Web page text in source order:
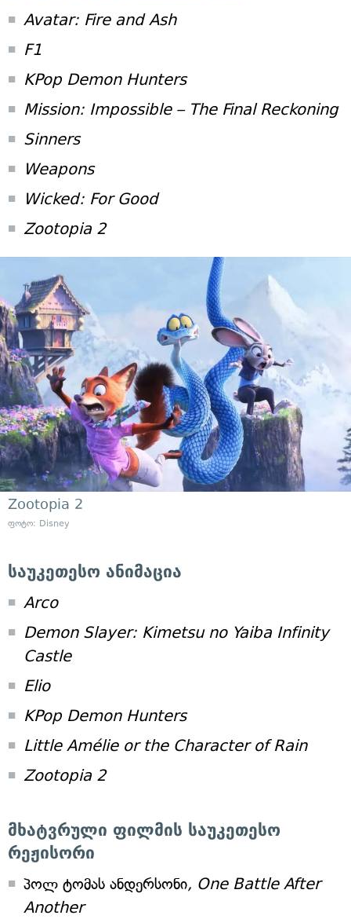
Avatar: Fire and Ash
F1
KPop Demon Hunters
Mission: Impossible – The Final Reckoning
Sinners
Weapons
Wicked: For Good
Zootopia 2
Zootopia 2
ფოტო: Disney
საუკეთესო ანიმაცია
Arco
Demon Slayer: Kimetsu no Yaiba Infinity
Castle
Elio
KPop Demon Hunters
Little Amélie or the Character of Rain
Zootopia 2
მხატვრული ფილმის საუკეთესო
რეჟისორი
პოლ ტომას ანდერსონი, One Battle After
Another